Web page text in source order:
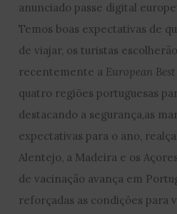
anunciado passe digital
Temos boas expectativas de
de viajar, os turistas
recentemente a European
quatro regiões portuguesas
destacando a segurança,as
expectativas para o ano,
Alentejo, a Madeira e os
de vacinação avança em
reforçadas as condições para